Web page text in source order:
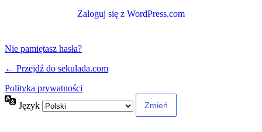
Zaloguj się z WordPress.com
Nie pamiętasz hasła?
← Przejdź do sekulada.com
Polityka prywatności
Język